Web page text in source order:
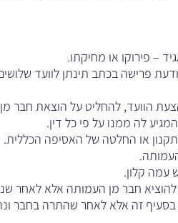
הוועד, להחליט על הוצאת חבר
חבר מן העמותה אלא לאחר